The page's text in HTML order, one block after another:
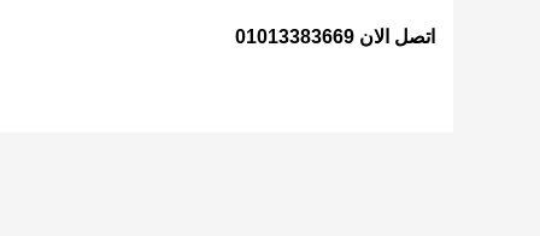
اتصل الان 01013383669